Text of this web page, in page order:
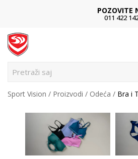
POZOVITE
011 422 1422
Pretraži sajt...
Sport Vision Proizvodi Odeća Bra i